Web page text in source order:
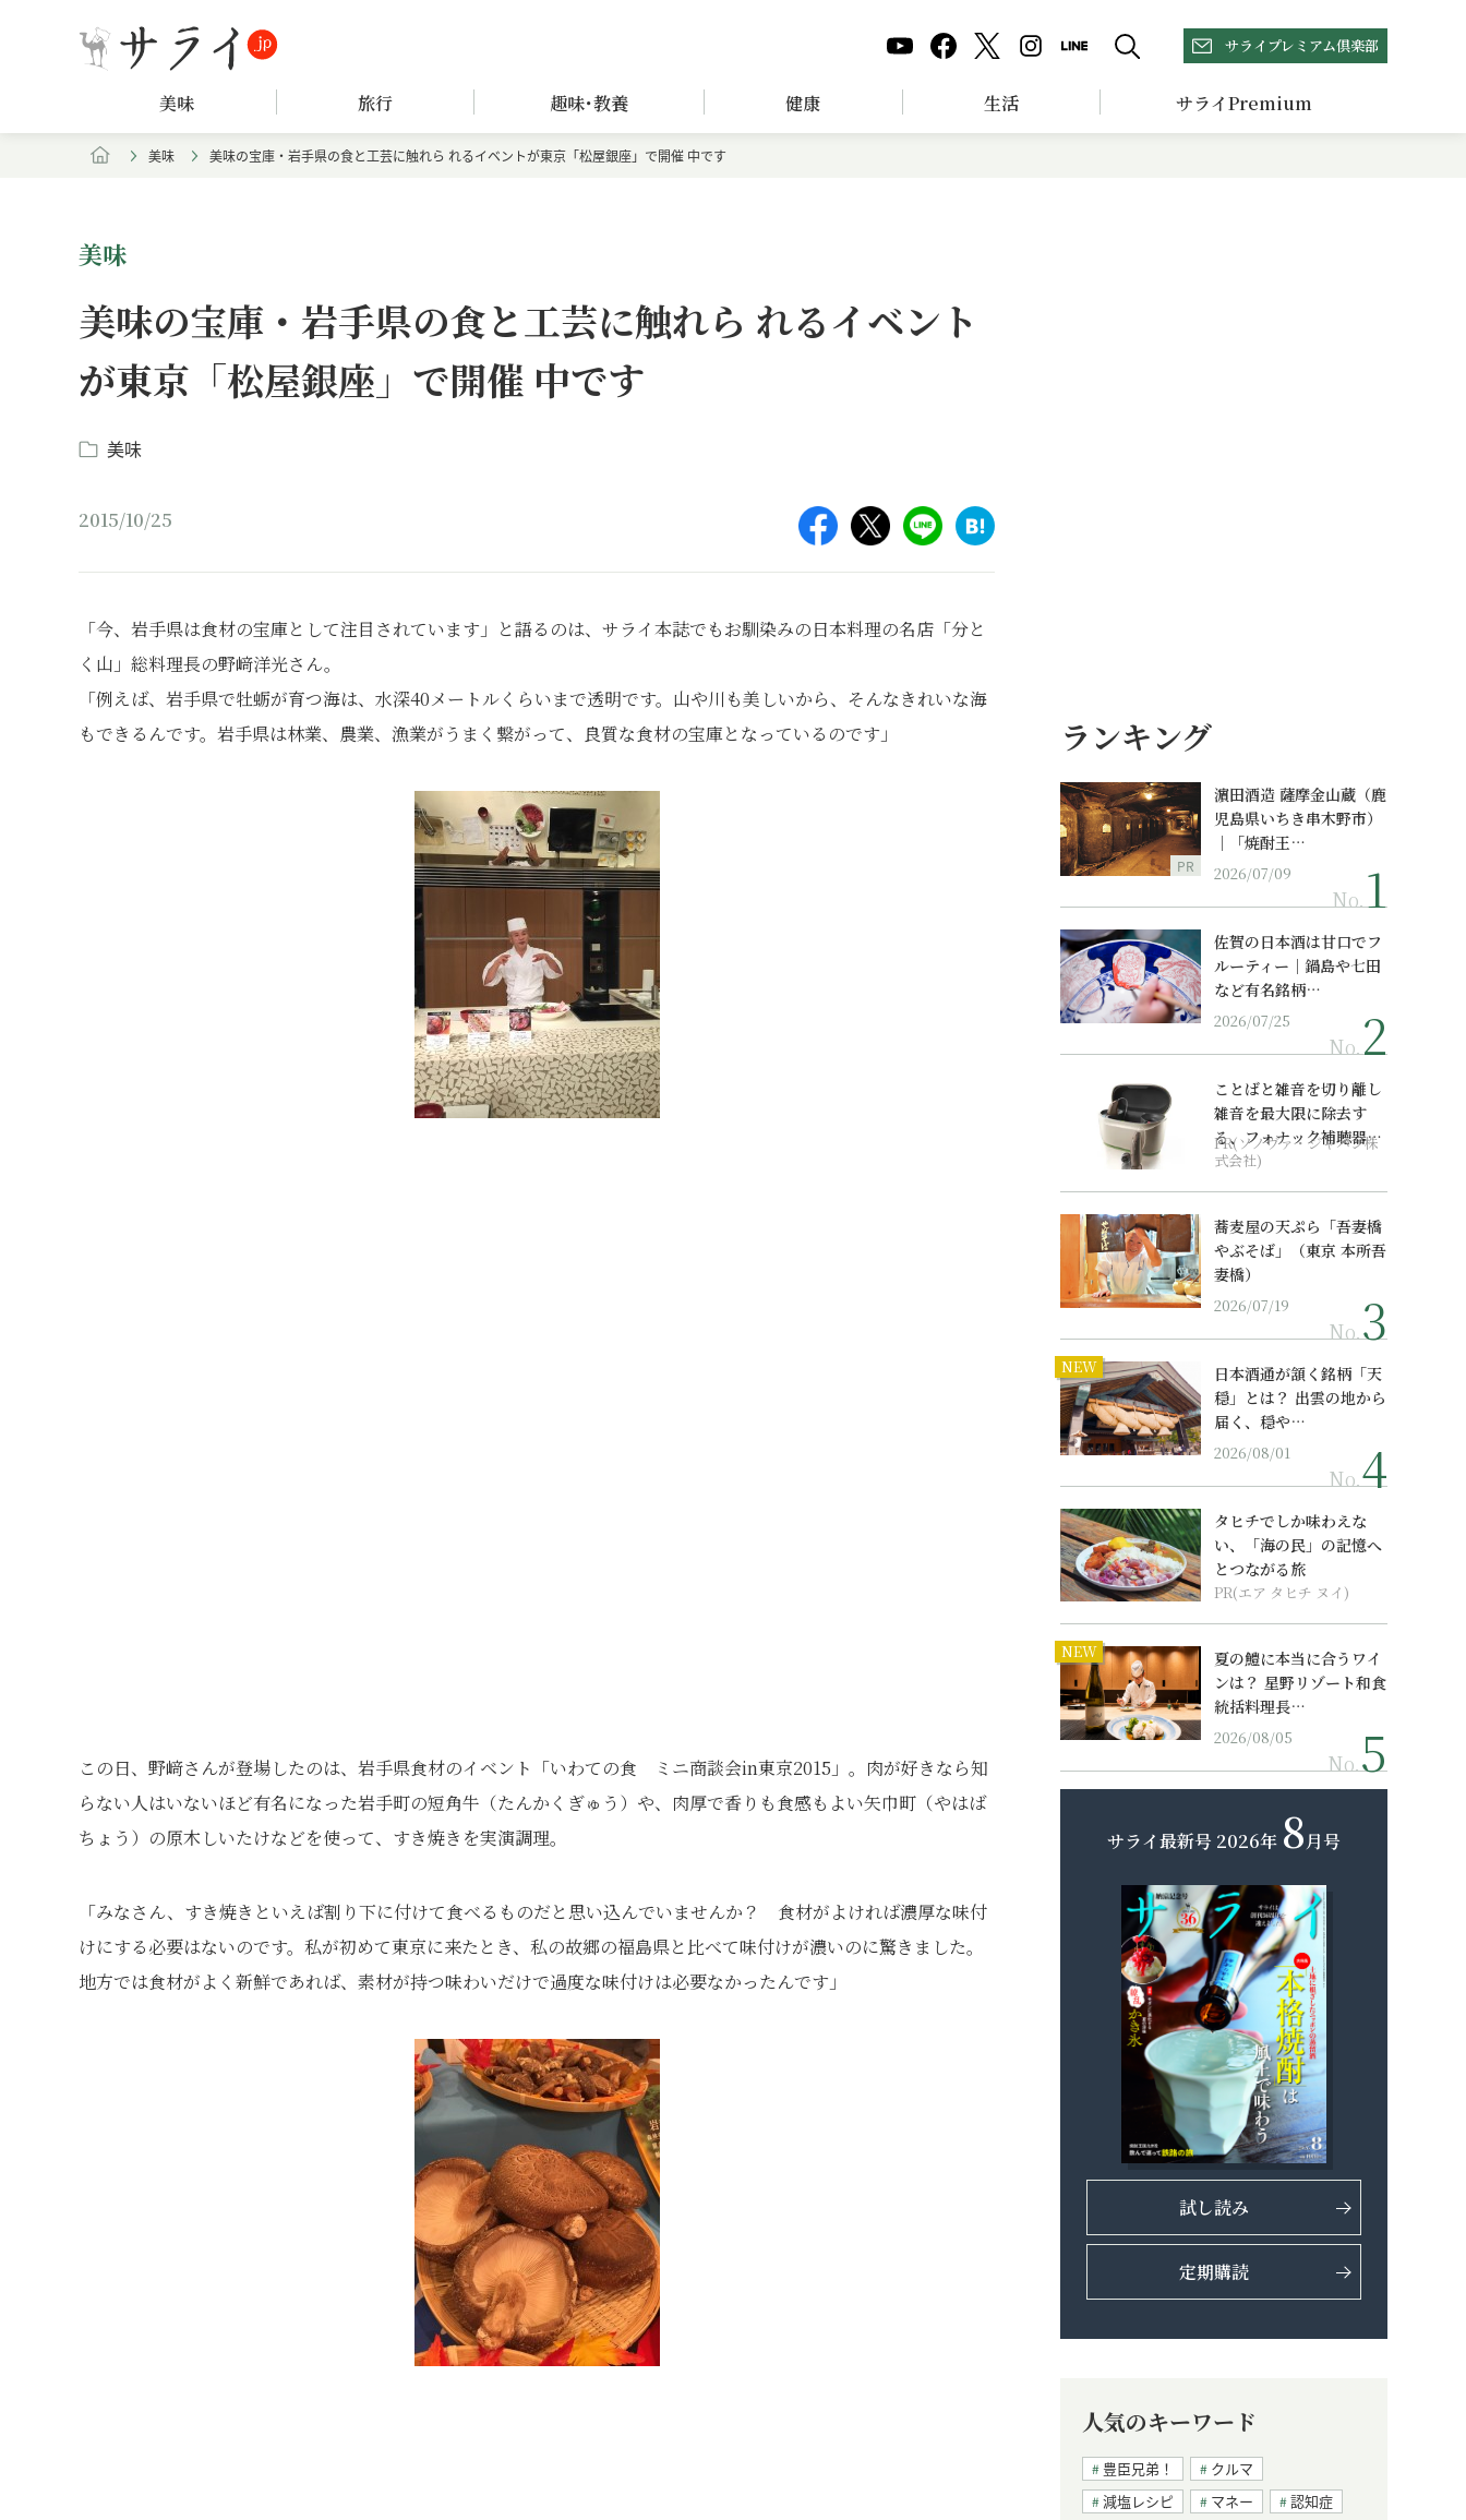
サライプレミアム倶楽部
美味 旅行 趣味･教養 健康 生活 サライPremium
美味 美味の宝庫・岩手県の食と工芸に触れら れるイベントが東京「松屋銀座」で開催 中です
美味
美味の宝庫・岩手県の食と工芸に触れら れるイベント
が東京「松屋銀座」で開催 中です
美味
2015/10/25
「今、岩手県は食材の宝庫として注目されています」と語るのは、サライ本誌でもお馴染みの日本料理の名店「分と
く山」総料理長の野﨑洋光さん。
「例えば、岩手県で牡蛎が育つ海は、水深40メートルくらいまで透明です。山や川も美しいから、そんなきれいな海
もできるんです。岩手県は林業、農業、漁業がうまく繋がって、良質な食材の宝庫となっているのです」
この日、野﨑さんが登場したのは、岩手県食材のイベント「いわての食 ミニ商談会in東京2015」。肉が好きなら知
らない人はいないほど有名になった岩手町の短角牛（たんかくぎゅう）や、肉厚で香りも食感もよい矢巾町（やはば
ちょう）の原木しいたけなどを使って、すき焼きを実演調理。
「みなさん、すき焼きといえば割り下に付けて食べるものだと思い込んでいませんか？ 食材がよければ濃厚な味付
けにする必要はないのです。私が初めて東京に来たとき、私の故郷の福島県と比べて味付けが濃いのに驚きました。
地方では食材がよく新鮮であれば、素材が持つ味わいだけで過度な味付けは必要なかったんです」
ランキング
PR
濵田酒造 薩摩金山蔵（鹿
児島県いちき串木野市）
｜「焼酎王…
2026/07/09
No.
佐賀の日本酒は甘口でフ
ルーティー｜鍋島や七田
など有名銘柄…
2026/07/25
No.
ことばと雑音を切り離し
雑音を最大限に除去す
る、フォナック補聴器の
最上位モデル
PR(ソノヴァ・ジャパン株
式会社)
蕎麦屋の天ぷら「吾妻橋
やぶそば」（東京 本所吾
妻橋）
2026/07/19
No.
NEW
日本酒通が頷く銘柄「天
穏」とは？ 出雲の地から
届く、穏や…
2026/08/01
No.
タヒチでしか味わえな
い、「海の民」の記憶へ
とつながる旅
PR(エア タヒチ ヌイ)
NEW
夏の鱧に本当に合うワイ
ンは？ 星野リゾート和食
統括料理長…
2026/08/05
No.
サライ最新号 2026年 8月号
試し読み
定期購読
人気のキーワード
豊臣兄弟！
クルマ
減塩レシピ
マネー
認知症